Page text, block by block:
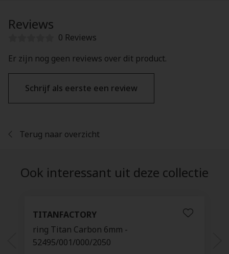
Reviews
0 Reviews
Er zijn nog geen reviews over dit product.
Schrijf als eerste een review
Terug naar overzicht
Ook interessant uit deze collectie
TITANFACTORY
ring Titan Carbon 6mm -
52495/001/000/2050